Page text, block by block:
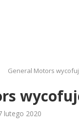
General Motors
lutego 2020